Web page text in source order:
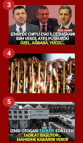
3
4
5